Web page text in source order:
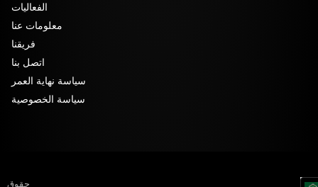
الفعاليات
معلومات عنا
فريقنا
اتصل بنا
سياسة نهاية العمر
سياسة الخصوصية
حقوق